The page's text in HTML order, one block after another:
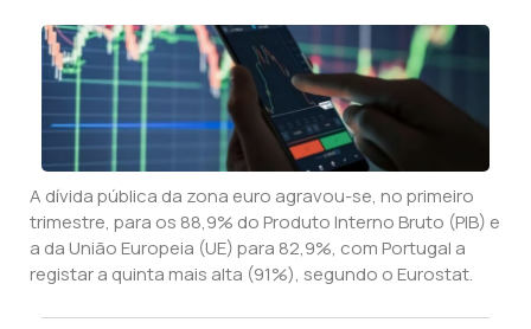
A dívida pública da zona euro agravou-se, no primeiro
trimestre, para os 88,9% do Produto Interno Bruto (PIB) e
a da União Europeia (UE) para 82,9%, com Portugal a
registar a quinta mais alta (91%), segundo o Eurostat.